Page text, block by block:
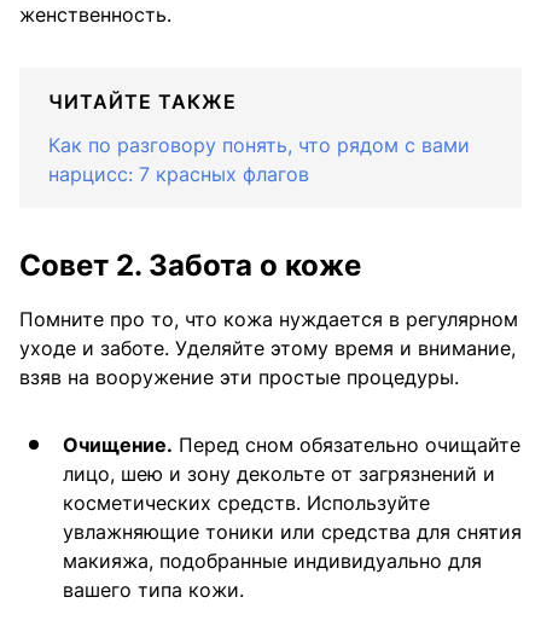
женственность.
ЧИТАЙТЕ ТАКЖЕ
Как по разговору понять, что рядом с вами
нарцисс: 7 красных флагов
Совет 2. Забота о коже
Помните про то, что кожа нуждается в регулярном
уходе и заботе. Уделяйте этому время и внимание,
взяв на вооружение эти простые процедуры.
Очищение. Перед сном обязательно очищайте
лицо, шею и зону декольте от загрязнений и
косметических средств. Используйте
увлажняющие тоники или средства для снятия
макияжа, подобранные индивидуально для
вашего типа кожи.